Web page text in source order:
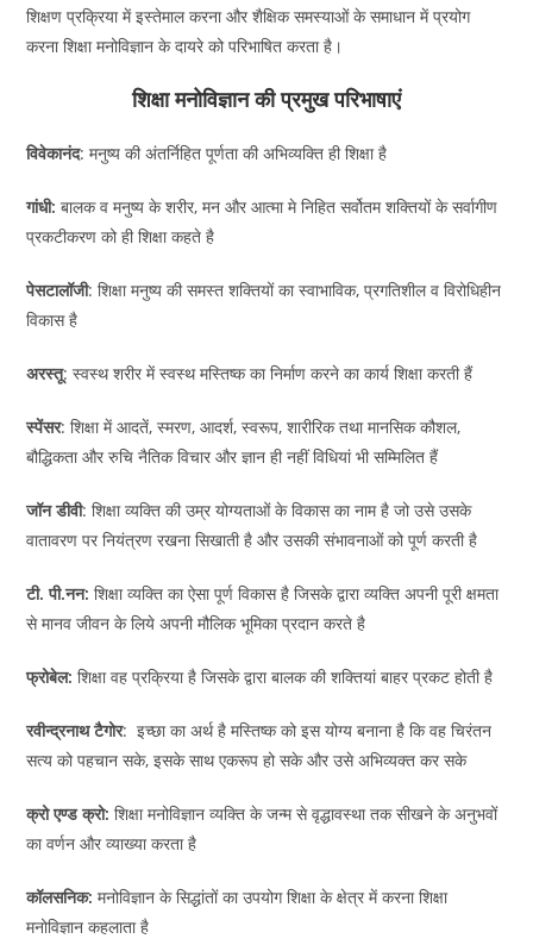
शिक्षण प्रक्रिया में इस्तेमाल करना और शैक्षिक समस्याओं के समाधान में प्रयोग
करना शिक्षा मनोविज्ञान के दायरे को परिभाषित करता है।
शिक्षा मनोविज्ञान की प्रमुख परिभाषाएं
विवेकानंद: मनुष्य की अंतर्निहित पूर्णता की अभिव्यक्ति ही शिक्षा है
गांधी: बालक व मनुष्य के शरीर, मन और आत्मा मे निहित सर्वोतम शक्तियों के सर्वागीण
प्रकटीकरण को ही शिक्षा कहते है
पेसटालॉजी: शिक्षा मनुष्य की समस्त शक्तियों का स्वाभाविक, प्रगतिशील व विरोधिहीन
विकास है
अरस्तू: स्वस्थ शरीर में स्वस्थ मस्तिष्क का निर्माण करने का कार्य शिक्षा करती हैं
स्पेंसर: शिक्षा में आदतें, स्मरण, आदर्श, स्वरूप, शारीरिक तथा मानसिक कौशल,
बौद्धिकता और रुचि नैतिक विचार और ज्ञान ही नहीं विधियां भी सम्मिलित हैं
जॉन डीवी: शिक्षा व्यक्ति की उम्र योग्यताओं के विकास का नाम है जो उसे उसके
वातावरण पर नियंत्रण रखना सिखाती है और उसकी संभावनाओं को पूर्ण करती है
टी. पी.नन: शिक्षा व्यक्ति का ऐसा पूर्ण विकास है जिसके द्वारा व्यक्ति अपनी पूरी क्षमता
से मानव जीवन के लिये अपनी मौलिक भूमिका प्रदान करते है
फ्रोबेल:शिक्षा वह प्रक्रिया है जिसके द्वारा बालक की शक्तियां बाहर प्रकट होती है
रवीन्द्रनाथ टैगोर: इच्छा का अर्थ है मस्तिष्क को इस योग्य बनाना है कि वह चिरंतन
सत्य को पहचान सके, इसके साथ एकरूप हो सके और उसे अभिव्यक्त कर सके
क्रो एण्ड क्रो:शिक्षा मनोविज्ञान व्यक्ति के जन्म से वृद्धावस्था तक सीखने के अनुभवों
का वर्णन और व्याख्या करता है
कॉलसनिक:मनोविज्ञान के सिद्धांतों का उपयोग शिक्षा के क्षेत्र में करना शिक्षा
मनोविज्ञान कहलाता है